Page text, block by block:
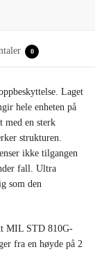
0
Laget
hele enheten på
med en sterk
strukturen.
ikke tilgangen
fall. Ultra
som den
MIL STD 810G-
fra en høyde på 2